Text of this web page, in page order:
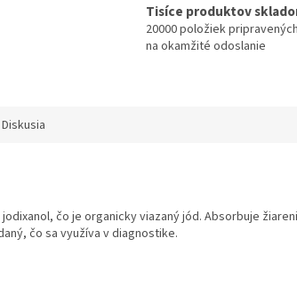
Tisíce produktov
20000 položiek pripravených
na okamžité odoslanie
Diskusia
čo je organicky viazaný jód. Absorbuje
čo sa využíva v diagnostike.